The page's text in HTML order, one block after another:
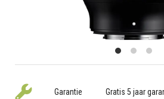
Garantie Gratis 5 jaar